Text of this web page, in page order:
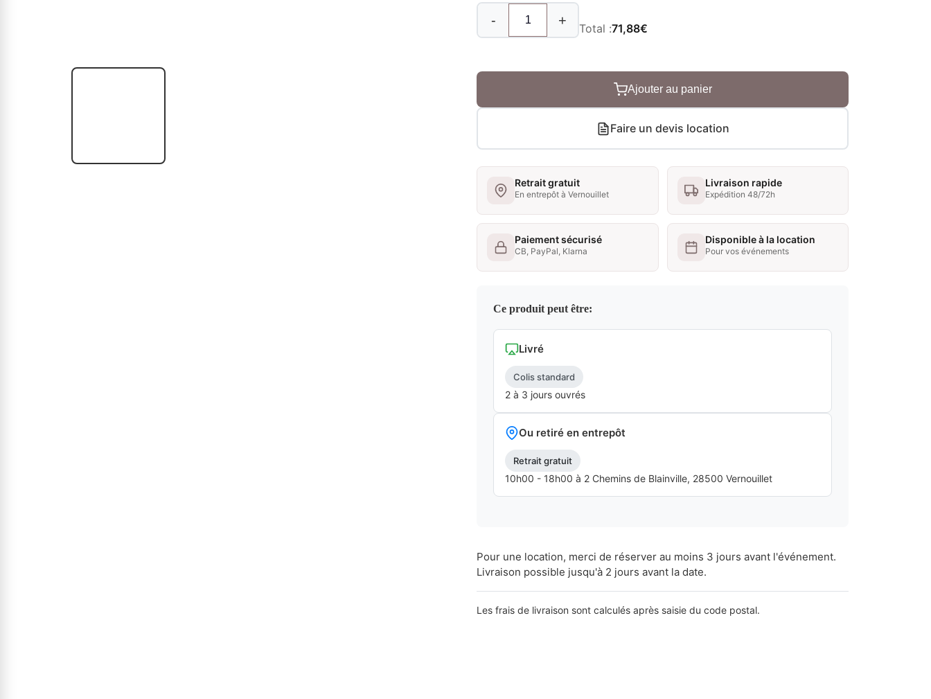
- +
Total :71,88€
Ajouter au panier
Faire un devis location
Retrait gratuit
En entrepôt à Vernouillet
Livraison rapide
Expédition 48/72h
Paiement sécurisé
CB, PayPal, Klarna
Disponible à la location
Pour vos événements
Ce produit peut être:
Livré
Colis standard
2 à 3 jours ouvrés
Ou retiré en entrepôt
Retrait gratuit
10h00 - 18h00 à 2 Chemins de Blainville, 28500 Vernouillet
Pour une location, merci de réserver au moins 3 jours avant l'événement.
Livraison possible jusqu'à 2 jours avant la date.
Les frais de livraison sont calculés après saisie du code postal.